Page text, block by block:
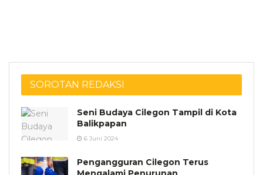
SOROTAN REDAKSI
Seni Budaya Cilegon Tampil di Kota
Balikpapan
6 Juni 2024
Pengangguran Cilegon Terus